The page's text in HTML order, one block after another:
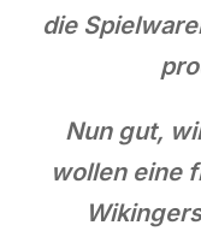
die
Nun gut,
wollen eine